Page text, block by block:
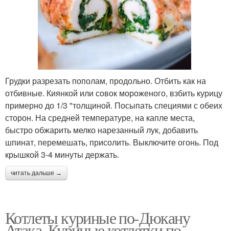
Грудки разрезать пополам, продольно. Отбить как на
отбивные. Киянкой или совок мороженого, взбить курицу
примерно до 1/3 "толщиной. Посыпать специями с обеих
сторон. На средней температуре, на капле места,
быстро обжарить мелко нарезанный лук, добавить
шпинат, перемешать, присолить. Выключите огонь. Под
крышкой 3-4 минуты держать.
читать дальше →
Котлеты куриные по-Дюкану